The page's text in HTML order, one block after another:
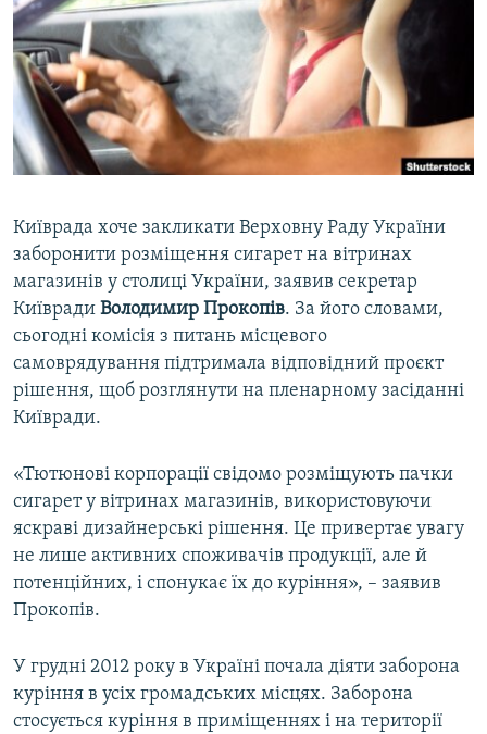
ДЕПОРТАЦІЯ
ВІДЕОУРОКИ «ELIFBE»
СВІДЧЕННЯ ОКУПАЦІЇ
УКРАЇНСЬКА ПРОБЛЕМА КРИМУ
ІНФОГРАФІКА
ЯК ОБІЙТИ БЛОКУВАННЯ
Русский
Qırımtatar
ДОЛУЧАЙСЯ!
Усі сайти RFE/RL
Київрада хоче закликати Верховну Раду України
заборонити розміщення сигарет на вітринах
магазинів у столиці України, заявив секретар
Київради Володимир Прокопів. За його словами,
сьогодні комісія з питань місцевого
самоврядування підтримала відповідний проєкт
рішення, щоб розглянути на пленарному засіданні
Київради.
«Тютюнові корпорації свідомо розміщують пачки
сигарет у вітринах магазинів, використовуючи
яскраві дизайнерські рішення. Це привертає увагу
не лише активних споживачів продукції, але й
потенційних, і спонукає їх до куріння», – заявив
Прокопів.
У грудні 2012 року в Україні почала діяти заборона
куріння в усіх громадських місцях. Заборона
стосується куріння в приміщеннях і на території